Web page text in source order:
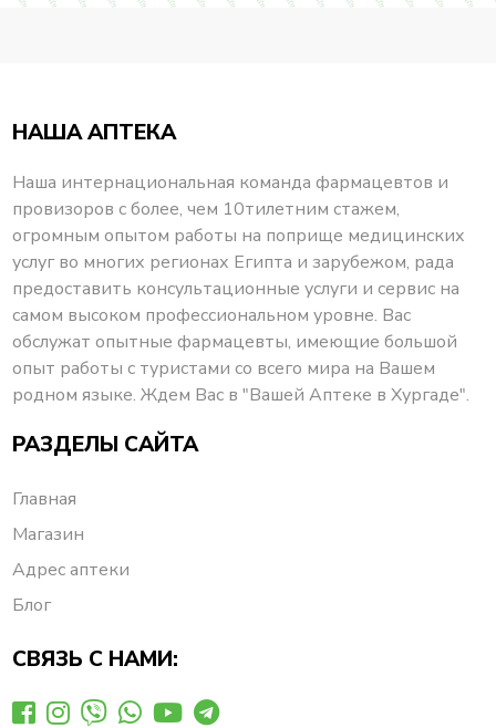
НАША АПТЕКА
Наша интернациональная команда фармацевтов и
провизоров с более, чем 10тилетним стажем,
огромным опытом работы на поприще медицинских
услуг во многих регионах Египта и зарубежом, рада
предоставить консультационные услуги и сервис на
самом высоком профессиональном уровне. Вас
обслужат опытные фармацевты, имеющие большой
опыт работы с туристами со всего мира на Вашем
родном языке. Ждем Вас в "Вашей Аптеке в Хургаде".
РАЗДЕЛЫ САЙТА
Главная
Магазин
Адрес аптеки
Блог
СВЯЗЬ С НАМИ: